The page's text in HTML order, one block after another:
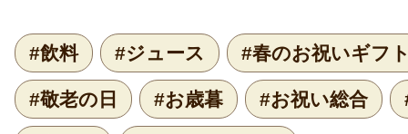
#飲料 #ジュース #春のお祝いギフ
#敬老の日 #お歳暮 #お祝い総合